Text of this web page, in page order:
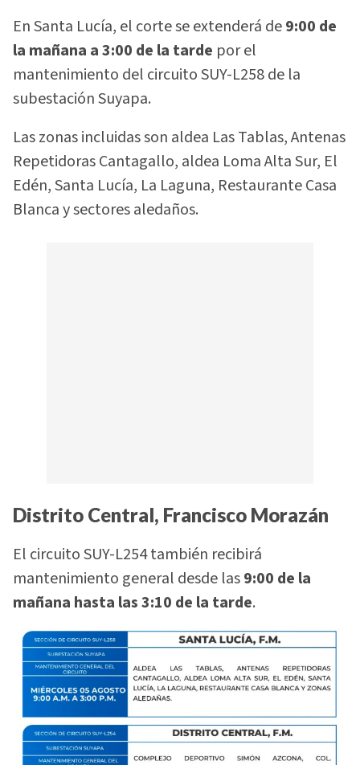
En Santa Lucía, el corte se extenderá de9:00 de
la mañana a 3:00 de la tarde por el
mantenimiento del circuito SUY-L258 de la
subestación Suyapa.
Las zonas incluidas son aldea Las Tablas, Antenas
Repetidoras Cantagallo, aldea Loma Alta Sur, El
Edén, Santa Lucía, La Laguna, Restaurante Casa
Blanca y sectores aledaños.
Distrito Central, Francisco Morazán
El circuito SUY-L254 también recibirá
mantenimiento general desde las9:00 de la
mañana hasta las 3:10 de la tarde.